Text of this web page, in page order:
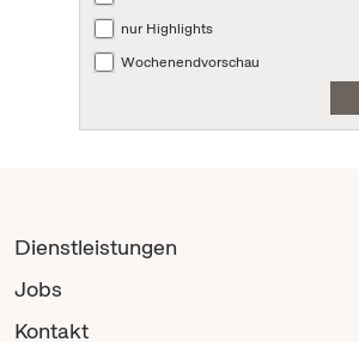
nur Highlights
Wochenendvorschau
Dienstleistungen
Jobs
Kontakt